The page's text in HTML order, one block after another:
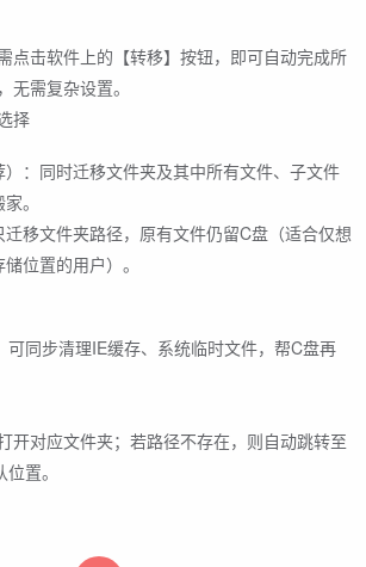
点击软件上的【转移】按钮，即可自动完成所
无需复杂设置。
择
：同时迁移文件夹及其中所有文件、子文件
。
迁移文件夹路径，原有文件仍留C盘（适合仅想
位置的用户）。
可同步清理IE缓存、系统临时文件，帮C盘再
开对应文件夹；若路径不存在，则自动跳转至
置。